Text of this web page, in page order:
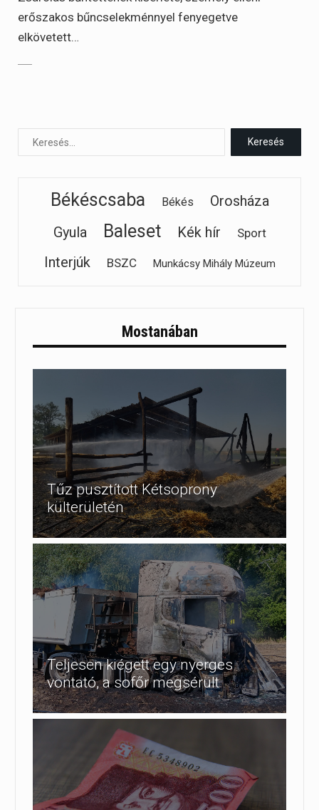
erőszakos bűncselekménnyel fenyegetve
elkövetett…
Békéscsaba Békés
Orosháza
Gyula
Baleset Kék hír Sport
Interjúk BSZC Munkácsy Mihály Múzeum
Mostanában
Tűz pusztított Kétsoprony
külterületén
Teljesen kiégett egy nyerges
vontató, a sofőr megsérült